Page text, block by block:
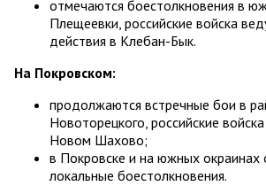
отмечаются боестолкновения в
Плещеевки, российские войска
действия в Клебан-Бык.
На Покровском:
продолжаются встречные бои в
Новоторецкого, российские
Новом Шахово;
в Покровске и на южных окраинах
локальные боестолкновения.